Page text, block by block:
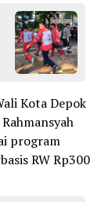
Kota Depok
program
RW Rp300